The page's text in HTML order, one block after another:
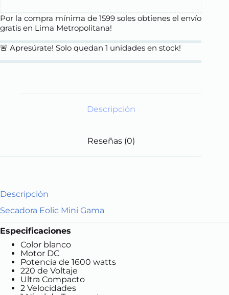
Por la compra mínima de 1599 soles obtienes el envío
gratis en Lima Metropolitana!
🚨 Apresúrate! Solo quedan 1 unidades en stock!
Descripción
Reseñas (0)
Descripción
Secadora Eolic Mini Gama
Especificaciones
Color blanco
Motor DC
Potencia de 1600 watts
220 de Voltaje
Ultra Compacto
2 Velocidades